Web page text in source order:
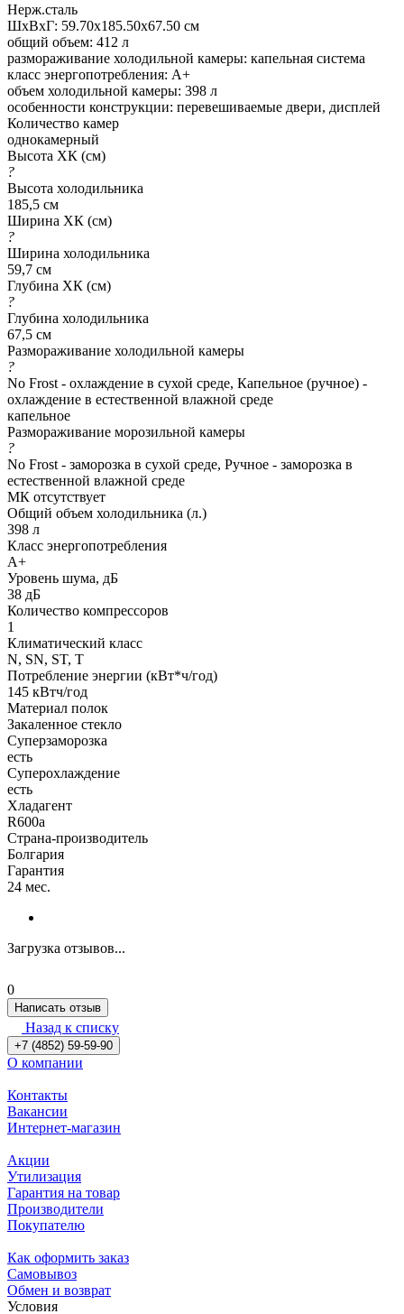
Нерж.сталь
ШхВхГ: 59.70х185.50х67.50 см
общий объем: 412 л
размораживание холодильной камеры: капельная система
класс энергопотребления: A+
объем холодильной камеры: 398 л
особенности конструкции: перевешиваемые двери, дисплей
Количество камер
однокамерный
Высота ХК (см)
?
Высота холодильника
185,5 см
Ширина ХК (см)
?
Ширина холодильника
59,7 см
Глубина ХК (см)
?
Глубина холодильника
67,5 см
Размораживание холодильной камеры
?
No Frost - охлаждение в сухой среде, Капельное (ручное) -
охлаждение в естественной влажной среде
капельное
Размораживание морозильной камеры
?
No Frost - заморозка в сухой среде, Ручное - заморозка в
естественной влажной среде
МК отсутствует
Общий объем холодильника (л.)
398 л
Класс энергопотребления
A+
Уровень шума, дБ
38 дБ
Количество компрессоров
1
Климатический класс
N, SN, ST, T
Потребление энергии (кВт*ч/год)
145 кВтч/год
Материал полок
Закаленное стекло
Суперзаморозка
есть
Суперохлаждение
есть
Хладагент
R600a
Страна-производитель
Болгария
Гарантия
24 мес.
Загрузка отзывов...
0
Написать отзыв
Назад к списку
+7 (4852) 59-59-90
О компании
Контакты
Вакансии
Интернет-магазин
Акции
Утилизация
Гарантия на товар
Производители
Покупателю
Как оформить заказ
Самовывоз
Обмен и возврат
Условия